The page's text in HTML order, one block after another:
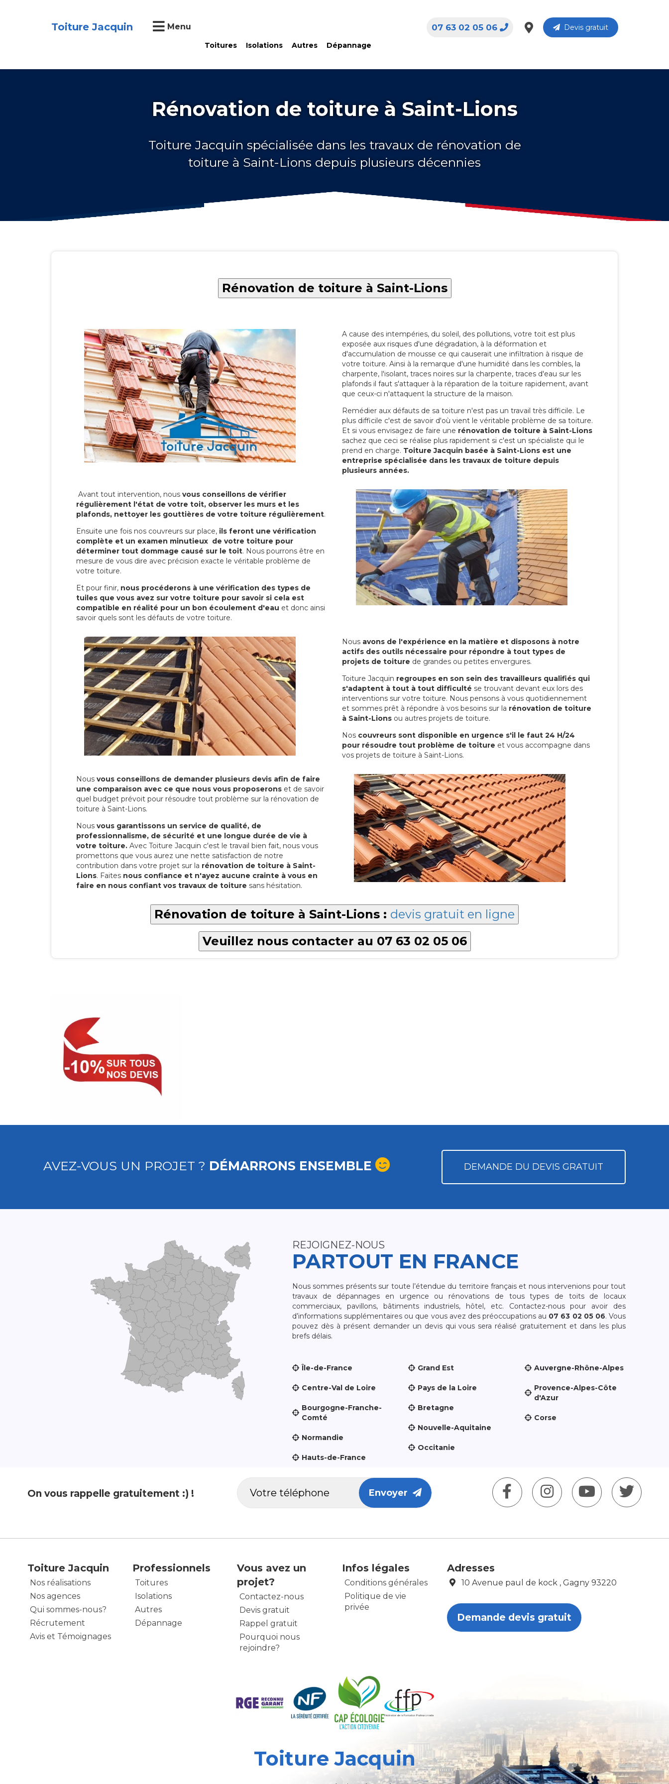
Toiture Jacquin Menu
Toitures Isolations Autres Dépannage
Devis gratuit
07 63 02 05 06
Rénovation de toiture à Saint-Lions
Toiture Jacquin spécialisée dans les travaux de rénovation de
toiture à Saint-Lions depuis plusieurs décennies
Rénovation de toiture à Saint-Lions
A cause des intempéries, du soleil, des pollutions, votre toit est plus
exposée aux risques d'une dégradation, à la déformation et
d'accumulation de mousse ce qui causerait une infiltration à risque de
votre toiture. Ainsi à la remarque d'une humidité dans les combles, la
charpente, l'isolant, traces noires sur la charpente, traces d'eau sur les
plafonds il faut s'attaquer à la réparation de la toiture rapidement, avant
que ceux-ci n'attaquent la structure de la maison.
Remédier aux défauts de sa toiture n'est pas un travail très difficile. Le
plus difficile c'est de savoir d'où vient le véritable problème de sa toiture.
Et si vous envisagez de faire une rénovation de toiture à Saint-Lions
sachez que ceci se réalise plus rapidement si c'est un spécialiste qui le
prend en charge. Toiture Jacquin basée à Saint-Lions est une
entreprise spécialisée dans les travaux de toiture depuis
plusieurs années.
Avant tout intervention, nous vous conseillons de vérifier
régulièrement l'état de votre toit, observer les murs et les
plafonds, nettoyer les gouttières de votre toiture régulièrement.
Ensuite une fois nos couvreurs sur place, ils feront une vérification
complète et un examen minutieux de votre toiture pour
déterminer tout dommage causé sur le toit. Nous pourrons être en
mesure de vous dire avec précision exacte le véritable problème de
votre toiture.
Et pour finir, nous procéderons à une vérification des types de
tuiles que vous avez sur votre toiture pour savoir si cela est
compatible en réalité pour un bon écoulement d'eau et donc ainsi
savoir quels sont les défauts de votre toiture.
Nous avons de l'expérience en la matière et disposons à notre
actifs des outils nécessaire pour répondre à tout types de
projets de toiture de grandes ou petites envergures.
Toiture Jacquin regroupes en son sein des travailleurs qualifiés qui
s'adaptent à tout à tout difficulté se trouvant devant eux lors des
interventions sur votre toiture. Nous pensons à vous quotidiennement
et sommes prêt à répondre à vos besoins sur la rénovation de toiture
à Saint-Lions ou autres projets de toiture.
Nos couvreurs sont disponible en urgence s'il le faut 24 H/24
pour résoudre tout problème de toiture et vous accompagne dans
vos projets de toiture à Saint-Lions.
Nous vous conseillons de demander plusieurs devis afin de faire
une comparaison avec ce que nous vous proposerons et de savoir
quel budget prévoit pour résoudre tout problème sur la rénovation de
toiture à Saint-Lions.
Nous vous garantissons un service de qualité, de
professionnalisme, de sécurité et une longue durée de vie à
votre toiture. Avec Toiture Jacquin c'est le travail bien fait, nous vous
promettons que vous aurez une nette satisfaction de notre
contribution dans votre projet sur la rénovation de toiture à Saint-
Lions. Faites nous confiance et n'ayez aucune crainte à vous en
faire en nous confiant vos travaux de toiture sans hésitation.
Rénovation de toiture à Saint-Lions : devis gratuit en ligne
Veuillez nous contacter au 07 63 02 05 06
AVEZ-VOUS UN PROJET ? DÉMARRONS ENSEMBLE DEMANDE DU DEVIS GRATUIT
REJOIGNEZ-NOUS
PARTOUT EN FRANCE
Nous sommes présents sur toute l’étendue du territoire français et nous intervenions pour tout
travaux de dépannages en urgence ou rénovations de tous types de toits de locaux
commerciaux, pavillons, bâtiments industriels, hôtel, etc. Contactez-nous pour avoir des
d’informations supplémentaires ou que vous avez des préoccupations au 07 63 02 05 06. Vous
pouvez dès à présent demander un devis qui vous sera réalisé gratuitement et dans les plus
brefs délais.
Île-de-France
Centre-Val de Loire
Bourgogne-Franche-
Comté
Normandie
Hauts-de-France
Grand Est
Pays de la Loire
Bretagne
Nouvelle-Aquitaine
Occitanie
Auvergne-Rhône-Alpes
Provence-Alpes-Côte
d'Azur
Corse
On vous rappelle gratuitement :) ! Envoyer
Toiture Jacquin
Nos réalisations
Nos agences
Qui sommes-nous?
Récrutement
Avis et Témoignages
Professionnels
Toitures
Isolations
Autres
Dépannage
Vous avez un
projet?
Contactez-nous
Devis gratuit
Rappel gratuit
Pourquoi nous
rejoindre?
Infos légales
Conditions générales
Politique de vie
privée
Adresses
10 Avenue paul de kock , Gagny 93220
Demande devis gratuit
Toiture Jacquin